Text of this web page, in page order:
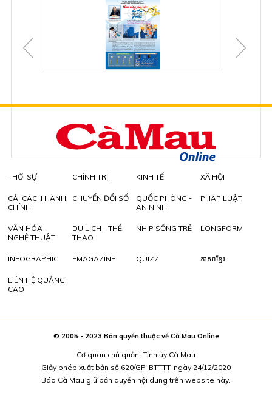
THỜI SỰ CHÍNH TRỊ KINH TẾ XÃ HỘI
CẢI CÁCH HÀNH
CHÍNH
CHUYỂN ĐỔI SỐ
QUỐC PHÒNG -
AN NINH
PHÁP LUẬT
VĂN HÓA -
NGHỆ THUẬT
DU LỊCH - THỂ
THAO
NHỊP SỐNG TRẺ LONGFORM
INFOGRAPHIC EMAGAZINE QUIZZ ភាសាខ្មែរ
LIÊN HỆ QUẢNG
CÁO
© 2005 - 2023 Bản quyền thuộc về Cà Mau Online
Cơ quan chủ quản: Tỉnh ủy Cà Mau
Giấy phép xuất bản số 620/GP-BTTTT, ngày 24/12/2020
Báo Cà Mau giữ bản quyền nội dung trên website này.